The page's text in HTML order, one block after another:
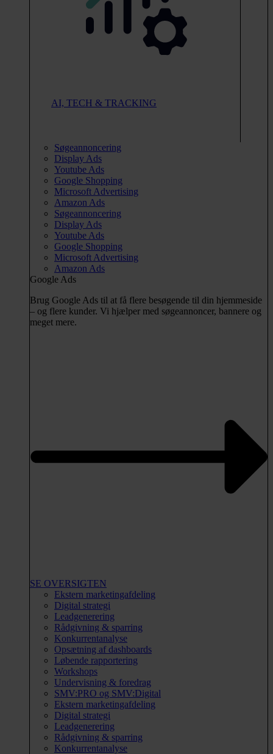
AI, TECH & TRACKING
Søgeannoncering
Display Ads
Youtube Ads
Google Shopping
Microsoft Advertising
Amazon Ads
Søgeannoncering
Display Ads
Youtube Ads
Google Shopping
Microsoft Advertising
Amazon Ads
Google Ads
Brug Google Ads til at få flere besøgende til din hjemmeside
– og flere kunder. Vi hjælper med søgeannoncer, bannere og
meget mere.
SE OVERSIGTEN
Ekstern marketingafdeling
Digital strategi
Leadgenerering
Rådgivning & sparring
Konkurrentanalyse
Opsætning af dashboards
Løbende rapportering
Workshops
Undervisning & foredrag
SMV:PRO og SMV:Digital
Ekstern marketingafdeling
Digital strategi
Leadgenerering
Rådgivning & sparring
Konkurrentanalyse